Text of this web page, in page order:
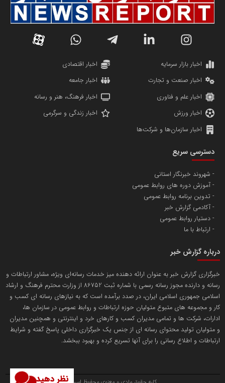
نظر دهید
دانشگاه سئوی ایران
پایگاه اطلاع رسانی اعتلای نهادهای مردمی
پایگاه اطلاع رسانی دریا و نفت
سازمان صنعت،معدن و تجارت
تامین آهن اسفنجی تولیدکنندگان فولاد در کشور
تریبون
انتشار گسترده محتوا در رسانه گزارش خبر
مریم حاج نوروز نظری
مسعودصادقی
محمدعلی کرمعلی
اخبار بازار سرمایه
اخبار اقتصادی
اخبار صنعت و تجارت
اخبار جامعه
اخبار علم و فناوری
اخبار فرهنگ، هنر و رسانه
اخبار ورزش
اخبار زندگی و سرگرمی
اخبار سازمان‌ها و شرکت‌ها
دسترسی سریع
شهروند خبرنگار استانی
آموزش دوره های روابط عمومی
تدوین برنامه روابط عمومی
آکادمی گزارش خبر
دستیار روابط عمومی
ارتباط با ما
درباره گزارش خبر
خبرگزاری گزارش خبر به عنوان ارائه دهنده میز خدمات رسانه‌ای ویژه، مشاور ارتباطات و
رسانه و دارنده مجوز رسانه رسمی با شماره ثبت 86752 از وزارت محترم فرهنگ و ارشاد
اسلامی جمهوری اسلامی ایران، در صدد برآمده است که به نیازهای رسانه ای کسب و
کار و مجموعه های متبوع متولیان حوزه ارتباطات و روابط عمومی در سازمان ها،
ادارات، شرکت ها و تمامی مدیران کسب و کارهای خرد و اینترنتی و همچنین مدیران
و متولیان تولید محتوای رسانه ای از جنس یک خبرگزاری داخلی پاسخ گفته و شرایط
ارتباطات و اطلاع رسانی را برای آنها تسریع کرده و بهبود ببخشد.